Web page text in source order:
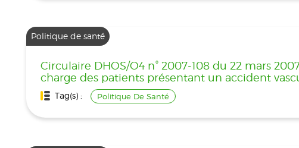
Politique de santé
Circulaire DHOS/O4 n° 2007-108 du 22 mars
charge des patients présentant un accident
Tag(s) : Politique De Santé